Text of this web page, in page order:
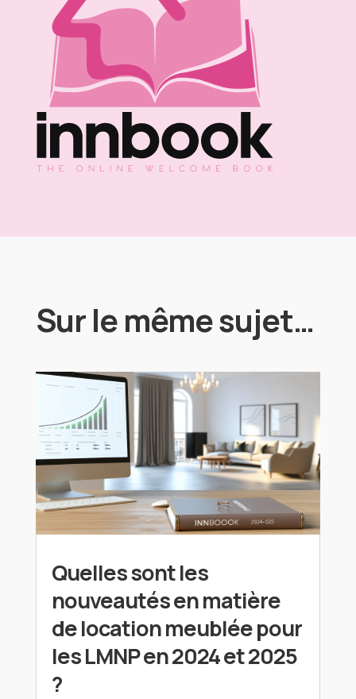
Sur le même sujet…
Quelles sont les
nouveautés en matière
de location meublée pour
les LMNP en 2024 et 2025
?